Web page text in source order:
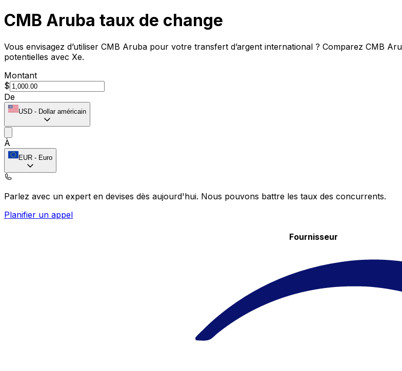
CMB Aruba taux de change
Vous envisagez d’utiliser CMB Aruba pour votre transfert d’argent international ? Comparez CMB
potentielles avec Xe.
Montant
$
De
USD - Dollar américain
À
EUR - Euro
Parlez avec un expert en devises dès aujourd'hui. Nous pouvons battre les taux des concurrents.
Planifier un appel
Fournisseur